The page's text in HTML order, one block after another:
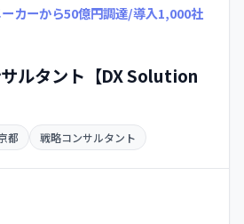
カーから50億円調達/導入1,000社
ルタント【DX Solution
都 戦略コンサルタント